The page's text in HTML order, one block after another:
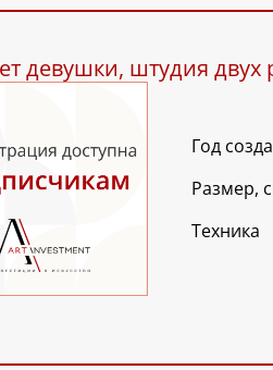
девушки, штудия
Год
Размер,
Техника